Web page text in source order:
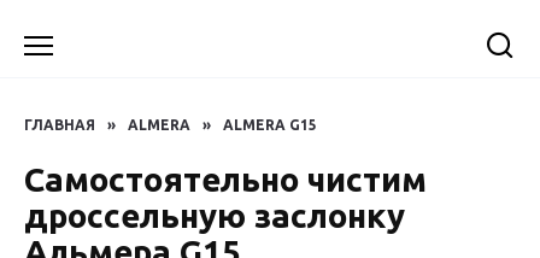
ГЛАВНАЯ » ALMERA » ALMERA G15
Самостоятельно чистим
дроссельную заслонку